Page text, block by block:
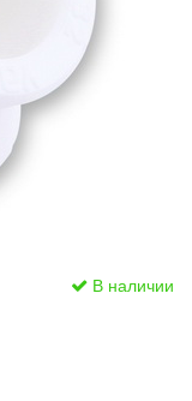
В наличии